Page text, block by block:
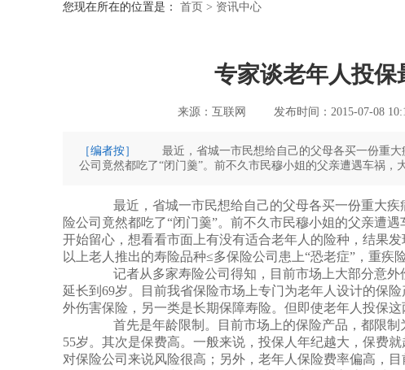
您现在所在的位置是： 首页 > 资讯中心
专家谈老年人投保
来源：互联网 发布时间：2015-07-08
［编者按］
最近，省城一市民想给自己的父母各买一份重大
公司竟然都吃了“闭门羹”。前不久市民穆小姐的父亲遭遇车祸
最近，省城一市民想给自己的父母各买一份重大疾
险公司竟然都吃了“闭门羹”。前不久市民穆小姐的父亲遭
开始留心，想看看市面上有没有适合老年人的险种，结果
以上老人推出的寿险品种≤多保险公司患上“恐老症”，重
记者从多家寿险公司得知，目前市场上大部分意外
延长到69岁。目前我省保险市场上专门为老年人设计的保
外伤害保险，另一类是长期保障寿险。但即使老年人投
首先是年龄限制。目前市场上的保险产品，都限制
55岁。其次是保费高。一般来说，投保人年纪越大，保费
对保险公司来说风险很高；另外，老年人保险费率偏高，